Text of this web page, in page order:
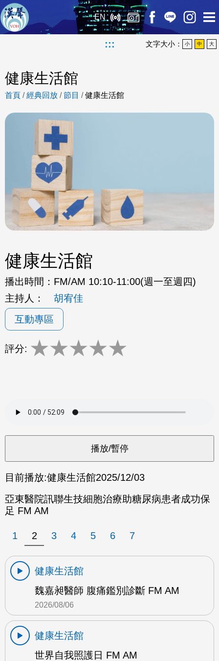
EN
::: 文字大小： 小 中 大
健康生活館
首頁 /經典回放 /節目 /健康生活館
健康生活館
播出時間： FM/AM 10:10-11:00(週一至週四)
主持人：
胡宥佳
互動專區
評分: ★★★★★
目前播放:健康生活館2025/12/03
亞東醫院訊聯生技細胞治療助糖尿病患者成功保
足 FM AM
1 2 3 4 5 6 7
健康生活館
魏嘉昶醫師 腹痛鑑別診斷 FM AM
2026/08/06
健康生活館
世界自我照護日 FM AM